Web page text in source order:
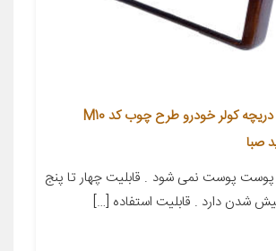
قاب دور ضبط و دریچه کولر خودرو طرح چوب کد M10
صبا
پوست نمی شود . قابلیت چهار تا پنج
شدن دارد . قابلیت استفاده […]